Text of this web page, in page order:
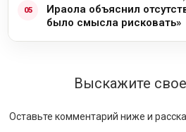
Ираола объяснил
было смысла рисковать»
Выскажите
Оставьте комментарий ниже и